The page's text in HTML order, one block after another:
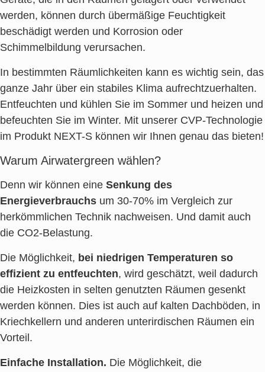
werden, können durch übermäßige Feuchtigkeit
beschädigt werden und Korrosion oder
Schimmelbildung verursachen.
In bestimmten Räumlichkeiten kann es wichtig sein, das
ganze Jahr über ein stabiles Klima aufrechtzuerhalten.
Entfeuchten und kühlen Sie im Sommer und heizen und
befeuchten Sie im Winter. Mit unserer CVP-Technologie
im Produkt NEXT-S können wir Ihnen genau das bieten!
Warum Airwatergreen wählen?
Denn wir können eine Senkung des
Energieverbrauchs um 30-70% im Vergleich zur
herkömmlichen Technik nachweisen. Und damit auch
die CO2-Belastung.
Die Möglichkeit, bei niedrigen Temperaturen so
effizient zu entfeuchten, wird geschätzt, weil dadurch
die Heizkosten in selten genutzten Räumen gesenkt
werden können. Dies ist auch auf kalten Dachböden, in
Kriechkellern und anderen unterirdischen Räumen ein
Vorteil.
Einfache Installation. Die Möglichkeit, die